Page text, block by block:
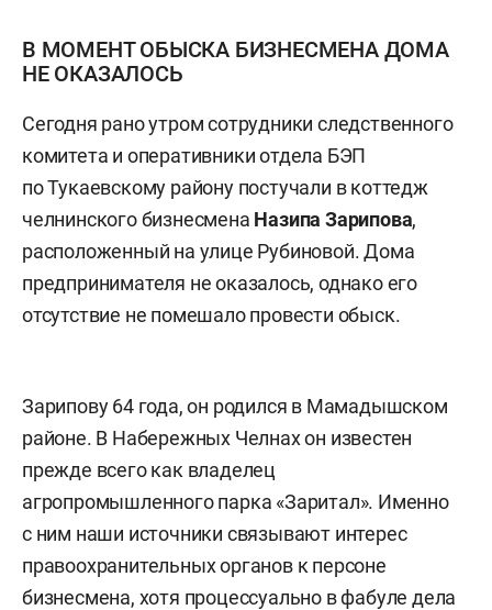
В МОМЕНТ ОБЫСКА БИЗНЕСМЕНА ДОМА
НЕ ОКАЗАЛОСЬ
Сегодня рано утром сотрудники следственного
комитета и оперативники отдела БЭП
по Тукаевскому району постучали в коттедж
челнинского бизнесмена Назипа Зарипова,
расположенный на улице Рубиновой. Дома
предпринимателя не оказалось, однако его
отсутствие не помешало провести обыск.
Зарипову 64 года, он родился в Мамадышском
районе. В Набережных Челнах он известен
прежде всего как владелец
агропромышленного парка «Заритал». Именно
с ним наши источники связывают интерес
правоохранительных органов к персоне
бизнесмена, хотя процессуально в фабуле дела